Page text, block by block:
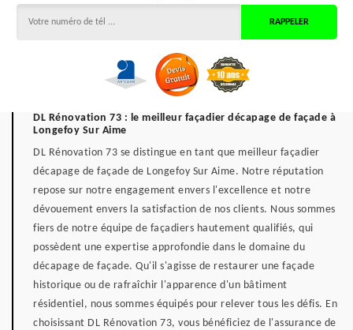
DL Rénovation 73 : le meilleur façadier décapage de façade à
Longefoy Sur Aime
DL Rénovation 73 se distingue en tant que meilleur façadier
décapage de façade de Longefoy Sur Aime. Notre réputation
repose sur notre engagement envers l'excellence et notre
dévouement envers la satisfaction de nos clients. Nous sommes
fiers de notre équipe de façadiers hautement qualifiés, qui
possèdent une expertise approfondie dans le domaine du
décapage de façade. Qu'il s'agisse de restaurer une façade
historique ou de rafraîchir l'apparence d'un bâtiment
résidentiel, nous sommes équipés pour relever tous les défis. En
choisissant DL Rénovation 73, vous bénéficiez de l'assurance de